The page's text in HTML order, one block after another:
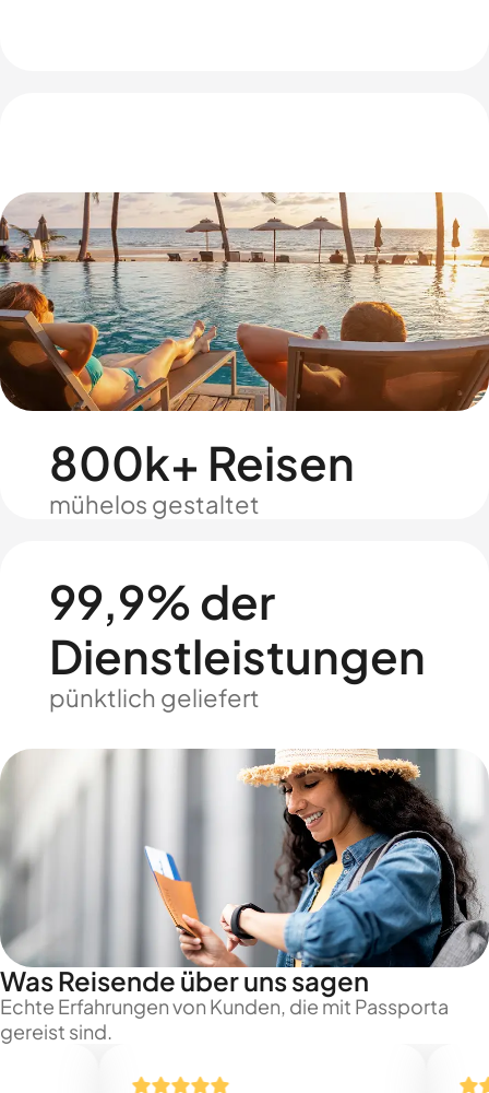
800k+ Reisen
mühelos gestaltet
99,9% der
Dienstleistungen
pünktlich geliefert
Was Reisende über uns sagen
Echte Erfahrungen von Kunden, die mit Passporta
gereist sind.